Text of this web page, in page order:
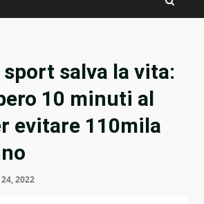
salva la vita:
10 minuti al
evitare 110mila
2022